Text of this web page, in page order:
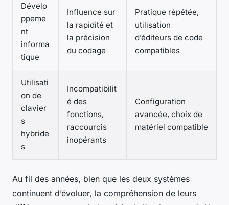
Dévelo
ppeme
nt
informa
tique
Influence sur
la rapidité et
la précision
du codage
Pratique répétée,
utilisation
d’éditeurs de code
compatibles
Utilisati
on de
clavier
s
hybride
s
Incompatibilit
é des
fonctions,
raccourcis
inopérants
Configuration
avancée, choix de
matériel compatible
Au fil des années, bien que les deux systèmes
continuent d’évoluer, la compréhension de leurs